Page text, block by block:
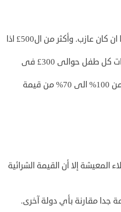
– كل من هو عاطل عن العمل تمنحه الدولة حوالى 317£ استرليني شهريا ان كان عازب. وأكثر من ال500£ اذا
– الأطفال حتى سن 16 لهم نوعين من الدعم الحكومي، حيث تبلغ مساعدات كل طفل حوالى 300£ فى
– الدولة تدفع لك كمواطن نسبة مقدرة جدا فى ايجار البيت شهريا تترواح من 100% الى 70% من قيمة
إلا أن القيمة الشرائية
جدا مقارنة بأي دولة آخرى.